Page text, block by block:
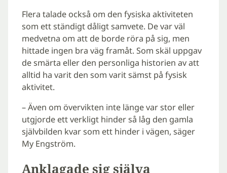
Flera talade också om den fysiska aktiviteten
som ett ständigt dåligt samvete. De var väl
medvetna om att de borde röra på sig, men
hittade ingen bra väg framåt. Som skäl uppgav
de smärta eller den personliga historien av att
alltid ha varit den som varit sämst på fysisk
aktivitet.
– Även om övervikten inte länge var stor eller
utgjorde ett verkligt hinder så låg den gamla
självbilden kvar som ett hinder i vägen, säger
My Engström.
Anklagade sig själva